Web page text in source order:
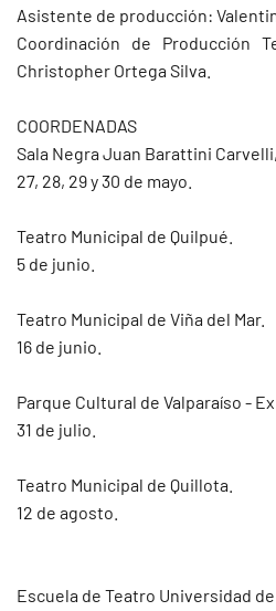
Asistente de producción:
Coordinación de Producción
Christopher Ortega Silva.
COORDENADAS
Sala Negra Juan Barattini
27, 28, 29 y 30 de mayo.
Teatro Municipal de Quilpué.
5 de junio.
Teatro Municipal de Viña del Mar.
16 de junio.
Parque Cultural de Valparaíso - Ex
31 de julio.
Teatro Municipal de Quillota.
12 de agosto.
Escuela de Teatro Universidad